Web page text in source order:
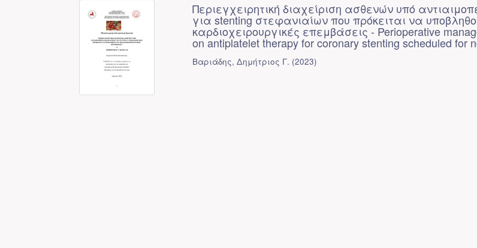
Περιεγχειρητική διαχείριση ασθενών υπό
για stenting στεφανιαίων που πρόκειται να
καρδιοχειρουργικές επεμβάσεις - Perioperative
on antiplatelet therapy for coronary stenting scheduled for
Βαριάδης, Δημήτριος Γ. (2023)